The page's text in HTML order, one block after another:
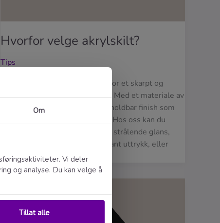
Hvorfor velge akrylskilt?
Tips
Akrylskilt er det ideelle valget for et skarpt og
moderne uttrykk i ethvert miljø. Med et materiale av
høy kvalitet får du en presis og holdbar finish som
kan tilpasses etter dine ønsker. Hos oss kan du
velge mellom blank akryl for en strålende glans,
matt akryl for et subtilt og elegant uttrykk, eller
gjennomsiktig